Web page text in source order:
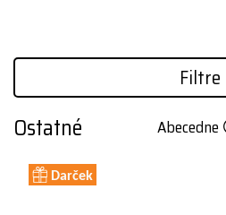
Filtre
Ostatné Abecedne